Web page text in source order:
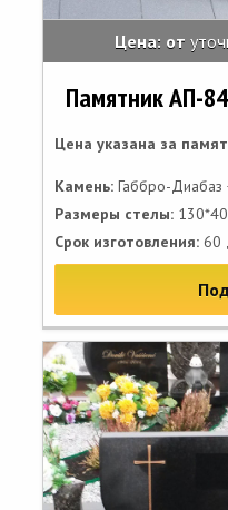
Цена: от
Памятник АП-84
Цена указана за
Камень: Габбро-
Размеры стелы:
Срок изготовления: 60